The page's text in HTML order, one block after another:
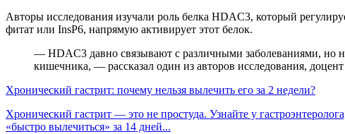
Авторы исследования изучали роль белка HDAC3, который
фитат или InsP6, напрямую активирует этот белок.
— HDAC3 давно связывают с различными заболеваниями, но
кишечника, — рассказал один из авторов исследования,
Хронический гастрит: почему нельзя вылечить его за 2 недели?
Хронический гастрит — это не простуда. Узнайте у
«быстро вылечиться» за 14 дней...